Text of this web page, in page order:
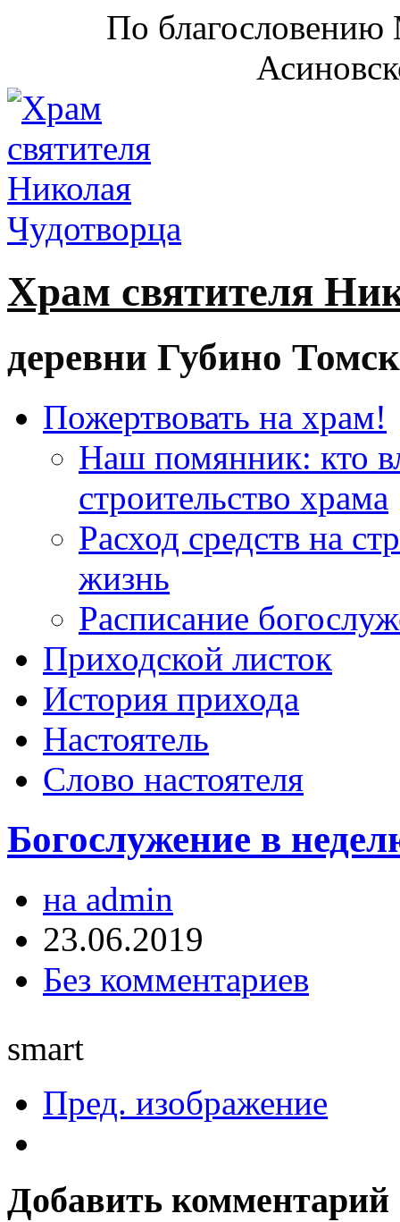
По благословению
Храм святителя
деревни Губино
Пожертвовать на храм!
Наш помянник: кто
строительство храма
Расход средств на
жизнь
Расписание
Приходской листок
История прихода
Настоятель
Слово настоятеля
Богослужение в
на admin
23.06.2019
Без комментариев
smart
Пред. изображение
Добавить комментарий